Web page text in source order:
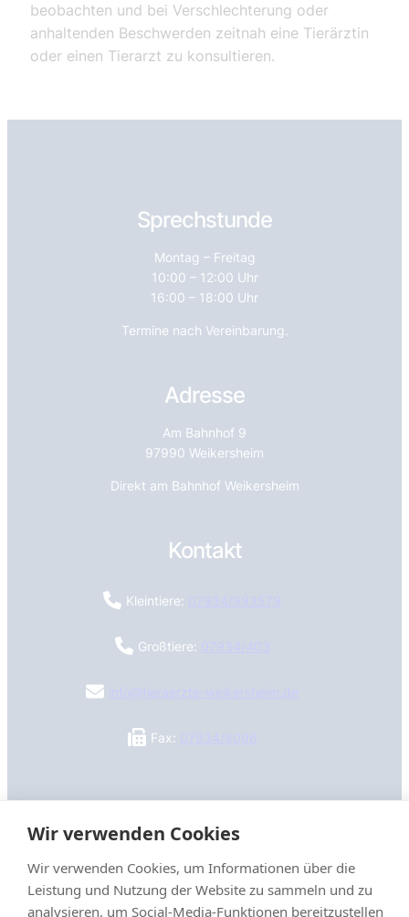
Wir verwenden Cookies
Wir verwenden Cookies, um Informationen über die
Leistung und Nutzung der Website zu sammeln und zu
analysieren, um Social-Media-Funktionen bereitzustellen
beobachten und bei Verschlechterung oder
anhaltenden Beschwerden zeitnah eine Tierärztin
oder einen Tierarzt zu konsultieren.
Sprechstunde
Montag – Freitag
10:00 – 12:00 Uhr
16:00 – 18:00 Uhr
Termine nach Vereinbarung.
Adresse
Am Bahnhof 9
97990 Weikersheim
Direkt am Bahnhof Weikersheim
Kontakt
Kleintiere: 07934/993579
Großtiere: 07934/403
info@tieraerzte-weikersheim.de
Fax: 07934/8096